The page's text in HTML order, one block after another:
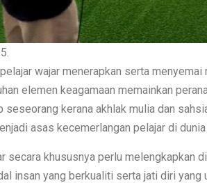
wajar menerapkan serta
elemen keagamaan memainkan
seseorang kerana akhlak mulia dan
asas kecemerlangan pelajar di
secara khususnya perlu melengkapkan
insan yang berkualiti serta jati diri yang